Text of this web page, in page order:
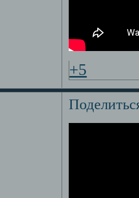
+5